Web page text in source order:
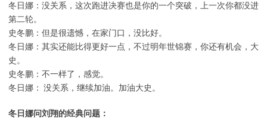
冬日娜：没关系，这次跑进决赛也是你的一个突破，上一次你都没进
第二轮。
史冬鹏：但是很遗憾，在家门口，没比好。
冬日娜：其实还能比得更好一点，不过明年世锦赛，你还有机会，大
史。
史冬鹏：不一样了，感觉。
冬日娜： 没关系，继续加油。加油大史。
冬日娜问刘翔的经典问题：